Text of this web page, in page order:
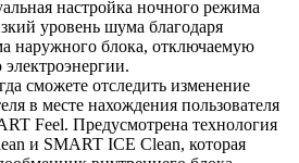
настройка ночного режима
уровень шума благодаря
наружного блока, отключаемую
сможете отследить изменение
в месте нахождения пользователя
Feel. Предусмотрена технология
и SMART ICE Clean, которая